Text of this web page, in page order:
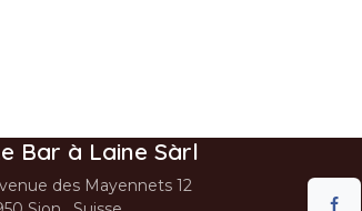
Bar à Laine Sàrl
des Mayennets 12